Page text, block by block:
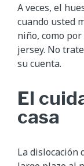
A veces, el
cuando usted
niño, como
jersey. No
su cuenta.
El
casa
La dislocación